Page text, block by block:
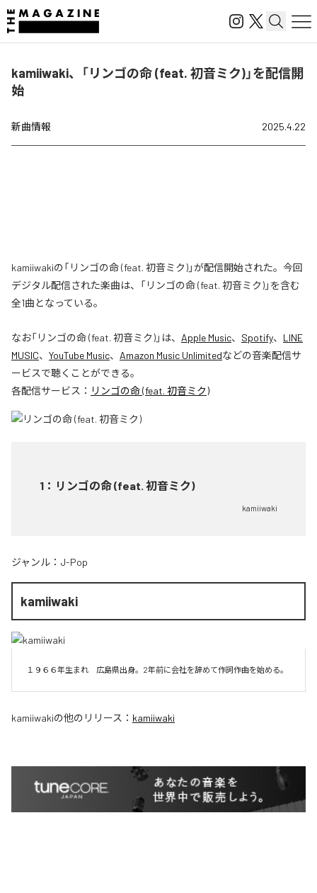
kamiiwaki、「リンゴの命 (feat. 初音ミク)」を配信開
始
新曲情報 2025.4.22
kamiiwakiの「リンゴの命 (feat. 初音ミク)」が配信開始された。今回
デジタル配信された楽曲は、「リンゴの命 (feat. 初音ミク)」を含む
全1曲となっている。
なお「リンゴの命 (feat. 初音ミク)」は、 Apple Music、 Spotify、 LINE
MUSIC、 YouTube Music、 Amazon Music Unlimitedなどの音楽配信サ
ービスで聴くことができる。
各配信サービス： リンゴの命 (feat. 初音ミク)
1 ： リンゴの命 (feat. 初音ミク)
kamiiwaki
ジャンル： J-Pop
kamiiwaki
１９６６年生まれ　広島県出身。2年前に会社を辞めて作詞作曲を始める。
kamiiwakiの他のリリース： kamiiwaki